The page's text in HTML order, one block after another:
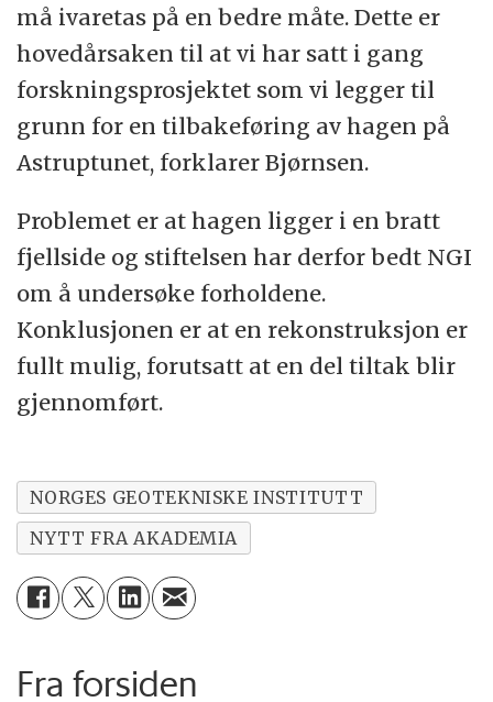
må ivaretas på en bedre måte. Dette er
hovedårsaken til at vi har satt i gang
forskningsprosjektet som vi legger til
grunn for en tilbakeføring av hagen på
Astruptunet, forklarer Bjørnsen.
Problemet er at hagen ligger i en bratt
fjellside og stiftelsen har derfor bedt NGI
om å undersøke forholdene.
Konklusjonen er at en rekonstruksjon er
fullt mulig, forutsatt at en del tiltak blir
gjennomført.
NORGES GEOTEKNISKE INSTITUTT
NYTT FRA AKADEMIA
Fra forsiden